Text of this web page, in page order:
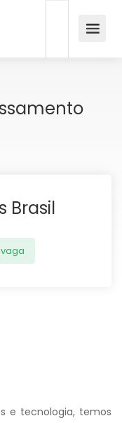
Brasil
e tecnologia, temos